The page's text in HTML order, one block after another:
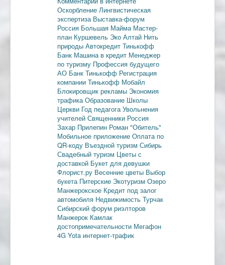
Оскорбление Лингвистическая
экспертиза Выставка-форум
Россия Большая Майма Мастер-
план Куршевель Эко Алтай Нить
природы Автокредит Тинькофф
Банк Машина в кредит Менеджер
по туризму Профессия будущего
АО Банк Тинькофф Регистрация
компании Тинькофф Мобайл
Блокировщик рекламы Экономия
трафика Образование Школы
Церкви Год педагога Увольнения
учителей Священники Россия
Захар Прилепин Роман "Обитель"
Мобильное приложение Оплата по
QR-коду Въездной туризм Сибирь
Свадебный туризм Цветы с
доставкой Букет для девушки
Флорист.ру Весенние цветы Выбор
букета Питерские Экотуризм Озеро
Манжерокское Кредит под залог
автомобиля Недвижимость Турчак
Сибирский форум риэлторов
Манжерок Камлак
достопримечательности Мегафон
4G Yota интернет-трафик